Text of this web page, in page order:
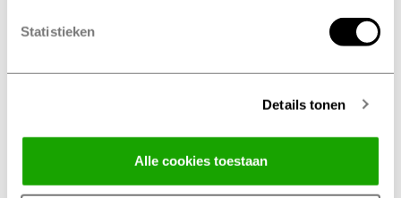
Statistieken
Details tonen
Alle cookies toestaan
komen niet door de keuring en worden dus afgekeurd.
Kortom, de APK zorgt voor meer veiligheid en heeft ook
leasemaatschappijengaan
voor APK naar Profile